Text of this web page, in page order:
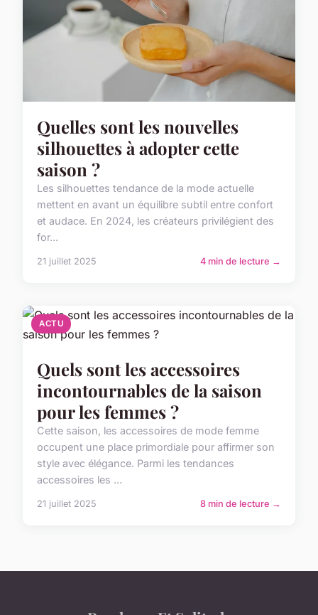
Quelles sont les nouvelles
silhouettes à adopter cette
saison ?
Les silhouettes tendance de la mode actuelle
mettent en avant un équilibre subtil entre confort
et audace. En 2024, les créateurs privilégient des
for...
21 juillet 2025 4 min de lecture →
ACTU
Quels sont les accessoires
incontournables de la saison
pour les femmes ?
Cette saison, les accessoires de mode femme
occupent une place primordiale pour affirmer son
style avec élégance. Parmi les tendances
accessoires les ...
21 juillet 2025 8 min de lecture →